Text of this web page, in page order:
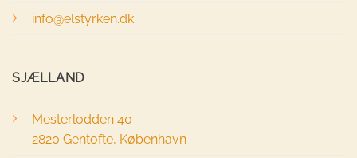
info@elstyrken.dk
SJÆLLAND
Mesterlodden 40
2820 Gentofte, København